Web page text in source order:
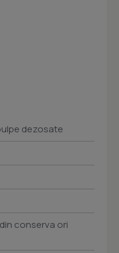
dezosate
conserva ori